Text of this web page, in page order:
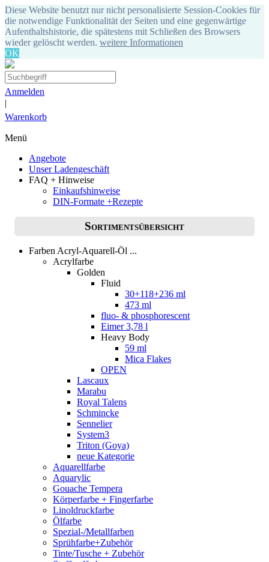
Diese Website benutzt nur nicht personalisierte Session-Cookies für
die notwendige Funktionalität der Seiten und eine gegenwärtige
Aufenthaltshistorie, die spätestens mit Schließen des Browsers
wieder gelöscht werden. weitere Informationen
OK
Anmelden
|
Warenkorb
Menü
Angebote
Unser Ladengeschäft
FAQ + Hinweise
Einkaufshinweise
DIN-Formate +Rezepte
Sortimentsübersicht
Farben Acryl-Aquarell-Öl ...
Acrylfarbe
Golden
Fluid
30+118+236 ml
473 ml
fluo- & phosphorescent
Eimer 3,78 l
Heavy Body
59 ml
Mica Flakes
OPEN
Lascaux
Marabu
Royal Talens
Schmincke
Sennelier
System3
Triton (Goya)
neue Kategorie
Aquarellfarbe
Aquarylic
Gouache Tempera
Körperfarbe + Fingerfarbe
Linoldruckfarbe
Ölfarbe
Spezial-/Metallfarben
Sprühfarbe+Zubehör
Tinte/Tusche + Zubehör